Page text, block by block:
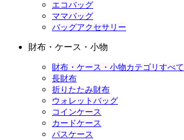
エコバッグ
ママバッグ
バッグアクセサリー
財布・ケース・小物
財布・ケース・小物カテゴリすべて
長財布
折りたたみ財布
ウォレットバッグ
コインケース
カードケース
パスケース